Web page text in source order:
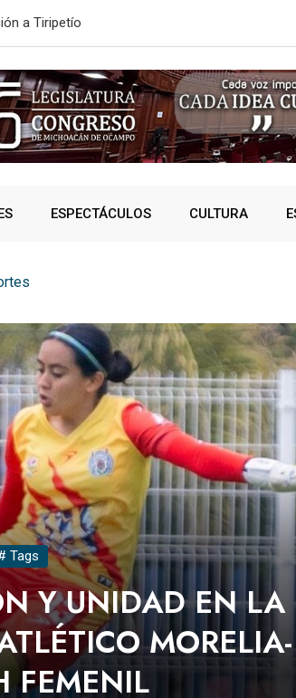
DE NUEVO INGRESO
ESPECTÁCULOS CULTURA
Tags
Y UNIDAD EN LA
MORELIA-
FEMENIL